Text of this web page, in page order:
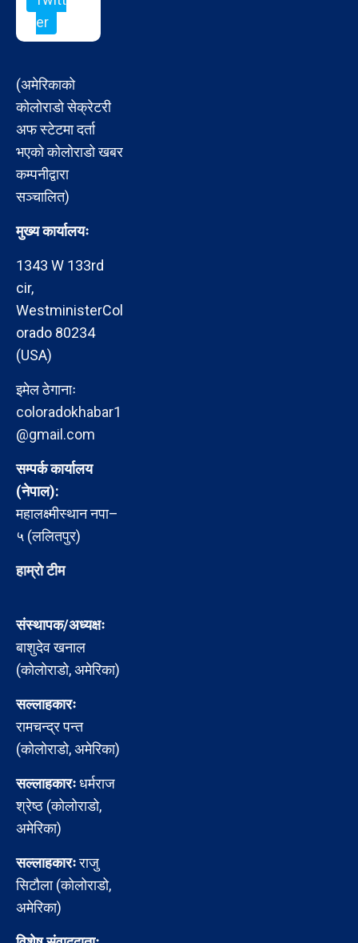
er
(अमेरिकाको
कोलोराडो सेक्रेटरी
अफ स्टेटमा दर्ता
भएको कोलोराडो खबर
कम्पनीद्वारा
सञ्चालित)
मुख्य कार्यालयः
1343 W 133rd
cir,
WestministerCol
orado 80234
(USA)
इमेल ठेगानाः
coloradokhabar1
@gmail.com
सम्पर्क कार्यालय
(नेपाल):
महालक्ष्मीस्थान नपा–
५ (ललितपुर)
हाम्रो टीम
संस्थापक/अध्यक्षः
बाशुदेव खनाल
(कोलोराडो, अमेरिका)
सल्लाहकारः
रामचन्द्र पन्त
(कोलोराडो, अमेरिका)
सल्लाहकारःधर्मराज
श्रेष्ठ (कोलोराडो,
अमेरिका)
सल्लाहकारःराजु
सिटौला (कोलोराडो,
अमेरिका)